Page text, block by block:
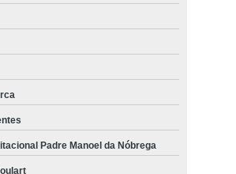
Padre Manoel da Nóbrega